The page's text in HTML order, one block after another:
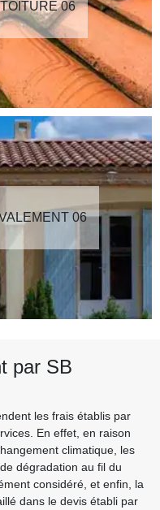
06
06
par SB
les frais établis par
En effet, en raison
climatique, les
dégradation au fil du
considéré, et enfin, la
dans le devis établi par